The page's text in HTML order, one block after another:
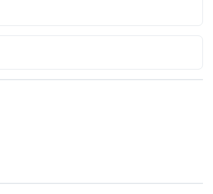
neglect-an-invisible-problem/
overcome-childhood-emotional-